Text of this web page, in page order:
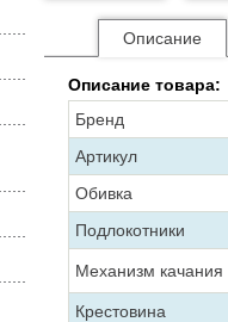
Описание
Описание товара:
Бренд
Артикул
Обивка
Подлокотники
Механизм качания
Крестовина